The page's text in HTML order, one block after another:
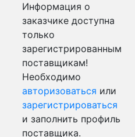
Информация о
заказчике доступна
только
зарегистрированным
поставщикам!
Необходимо
авторизоваться или
зарегистрироваться
и заполнить профиль
поставщика.